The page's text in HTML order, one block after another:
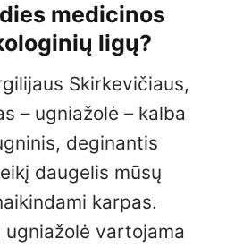
medicinos
ligų?
Skirkevičiaus,
– ugniažolė – kalba
deginantis
daugelis mūsų
karpas.
vartojama